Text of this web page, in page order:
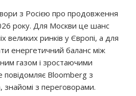
з Росією про продовження
року. Для Москви це шанс
великих ринків у Європі, а для
енергетичний баланс між
газом і зростаючими
повідомляє Bloomberg з
з переговорами.